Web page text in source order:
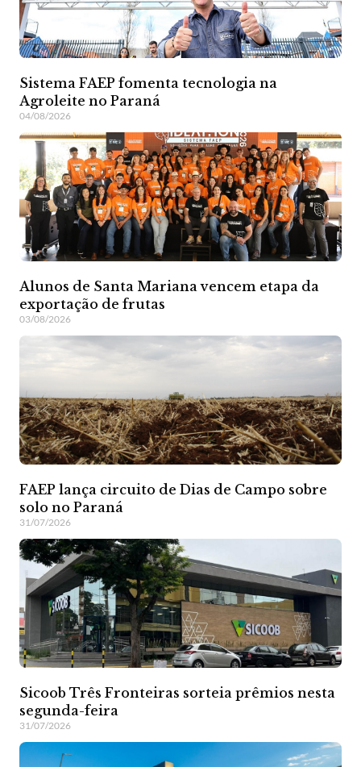
Sistema FAEP fomenta tecnologia na
Agroleite no Paraná
04/08/2026
Alunos de Santa Mariana vencem etapa da
exportação de frutas
03/08/2026
FAEP lança circuito de Dias de Campo sobre
solo no Paraná
31/07/2026
Sicoob Três Fronteiras sorteia prêmios nesta
segunda-feira
31/07/2026